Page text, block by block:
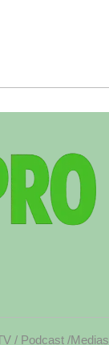
/ Podcast /Medias